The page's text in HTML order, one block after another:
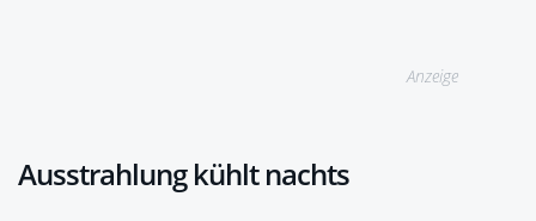
Anzeige
Ausstrahlung kühlt nachts